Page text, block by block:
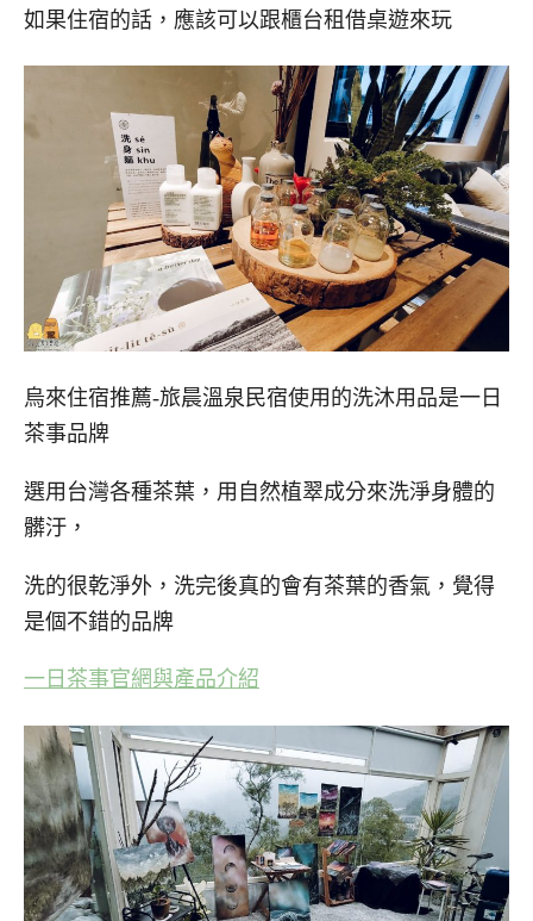
如果住宿的話，應該可以跟櫃台租借桌遊來玩
烏來住宿推薦-旅晨溫泉民宿使用的洗沐用品是一日
茶事品牌
選用台灣各種茶葉，用自然植翠成分來洗淨身體的
髒汙，
洗的很乾淨外，洗完後真的會有茶葉的香氣，覺得
是個不錯的品牌
一日茶事官網與產品介紹